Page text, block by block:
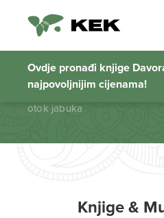
Ovdje pronađi knjige
najpovoljnijim cijenama!
otok
Početna stranica
otok jabuka
Knjige &